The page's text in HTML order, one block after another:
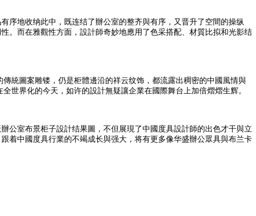
序地收纳此中，既连结了辦公室的整齐與有序，又晋升了空間的操纵
。而在雅觀性方面，設計師奇妙地應用了色采搭配、材質比拟和光影结
統圖案雕镂，仍是柜體邊沿的祥云纹饰，都流露出稠密的中國風情與
世界化的今天，如许的設計無疑讓企業在國際舞台上加倍熠熠生辉。
公室布景柜子設計结果圖，不但展現了中國度具設計師的出色才干與立
着中國度具行業的不竭成长與强大，将有更多像华盛辦公眾具與布兰卡